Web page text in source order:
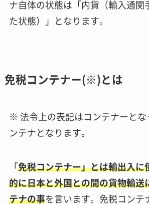
ナ自体の状態は「内貨（輸入通関
た状態）」となります。
免税コンテナー(※)とは
※ 法令上の表記はコンテナーとな
ンテナとなります。
「 免税コンテナー」とは輸出入に
的に日本と外国との間の貨物輸送
テナの事を言います。免税コンテ